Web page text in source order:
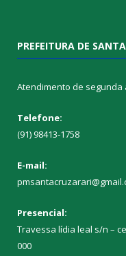
PREFEITURA DE
Atendimento de segunda
Telefone:
(91) 98413-1758
E-mail:
Presencial:
Travessa lídia leal s/n –
000